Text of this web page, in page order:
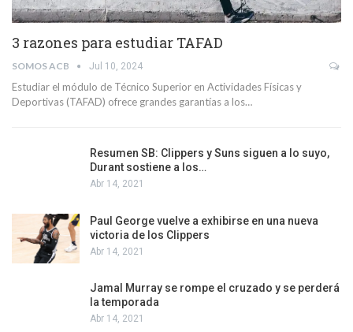
3 razones para estudiar TAFAD
SOMOS ACB Jul 10, 2024
Estudiar el módulo de Técnico Superior en Actividades Físicas y
Deportivas (TAFAD) ofrece grandes garantías a los…
Resumen SB: Clippers y Suns siguen a lo suyo,
Durant sostiene a los…
Abr 14, 2021
Paul George vuelve a exhibirse en una nueva
victoria de los Clippers
Abr 14, 2021
Jamal Murray se rompe el cruzado y se perderá
la temporada
Abr 14, 2021